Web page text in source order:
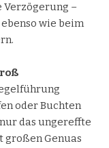
Verzögerung –
wie beim
oder Buchten
das ungereffte
großen Genuas